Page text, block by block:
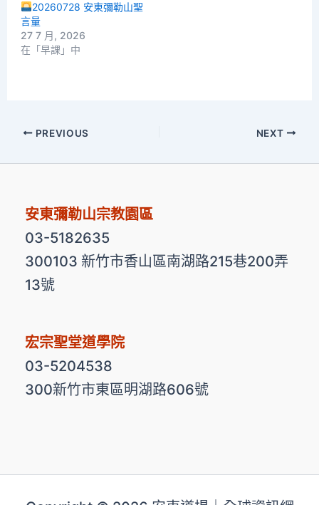
20260728 安東彌勒山聖
言量
27 7 月, 2026
在「早課」中
PREVIOUS NEXT
安東彌勒山宗教園區
03-5182635
300103 新竹市香山區南湖路215巷200弄
13號
宏宗聖堂道學院
03-5204538
300新竹市東區明湖路606號